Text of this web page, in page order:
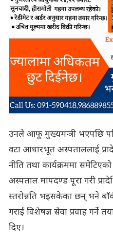
उनले आफू मुख्यमन्त्री भएपछि
वटा आधारभूत अस्पताललाई
नीति तथा कार्यक्रममा
अस्पताल मापदण्ड पूरा गरी
स्तरोन्नति भइसकेका छन् भने
गराई विशेषज्ञ सेवा प्रवाह गर्ने
दिए।